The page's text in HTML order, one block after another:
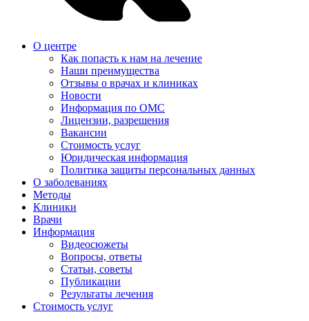
О центре
Как попасть к нам на лечение
Наши преимущества
Отзывы о врачах и клиниках
Новости
Информация по ОМС
Лицензии, разрешения
Вакансии
Стоимость услуг
Юридическая информация
Политика защиты персональных данных
О заболеваниях
Методы
Клиники
Врачи
Информация
Видеосюжеты
Вопросы, ответы
Статьи, советы
Публикации
Результаты лечения
Стоимость услуг